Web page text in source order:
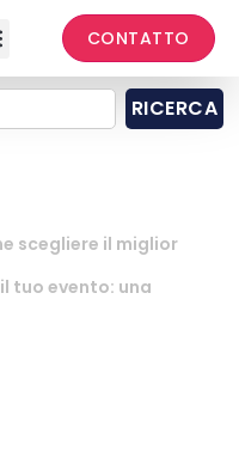
CONTATTO
RICERCA
scegliere il miglior
tuo evento: una